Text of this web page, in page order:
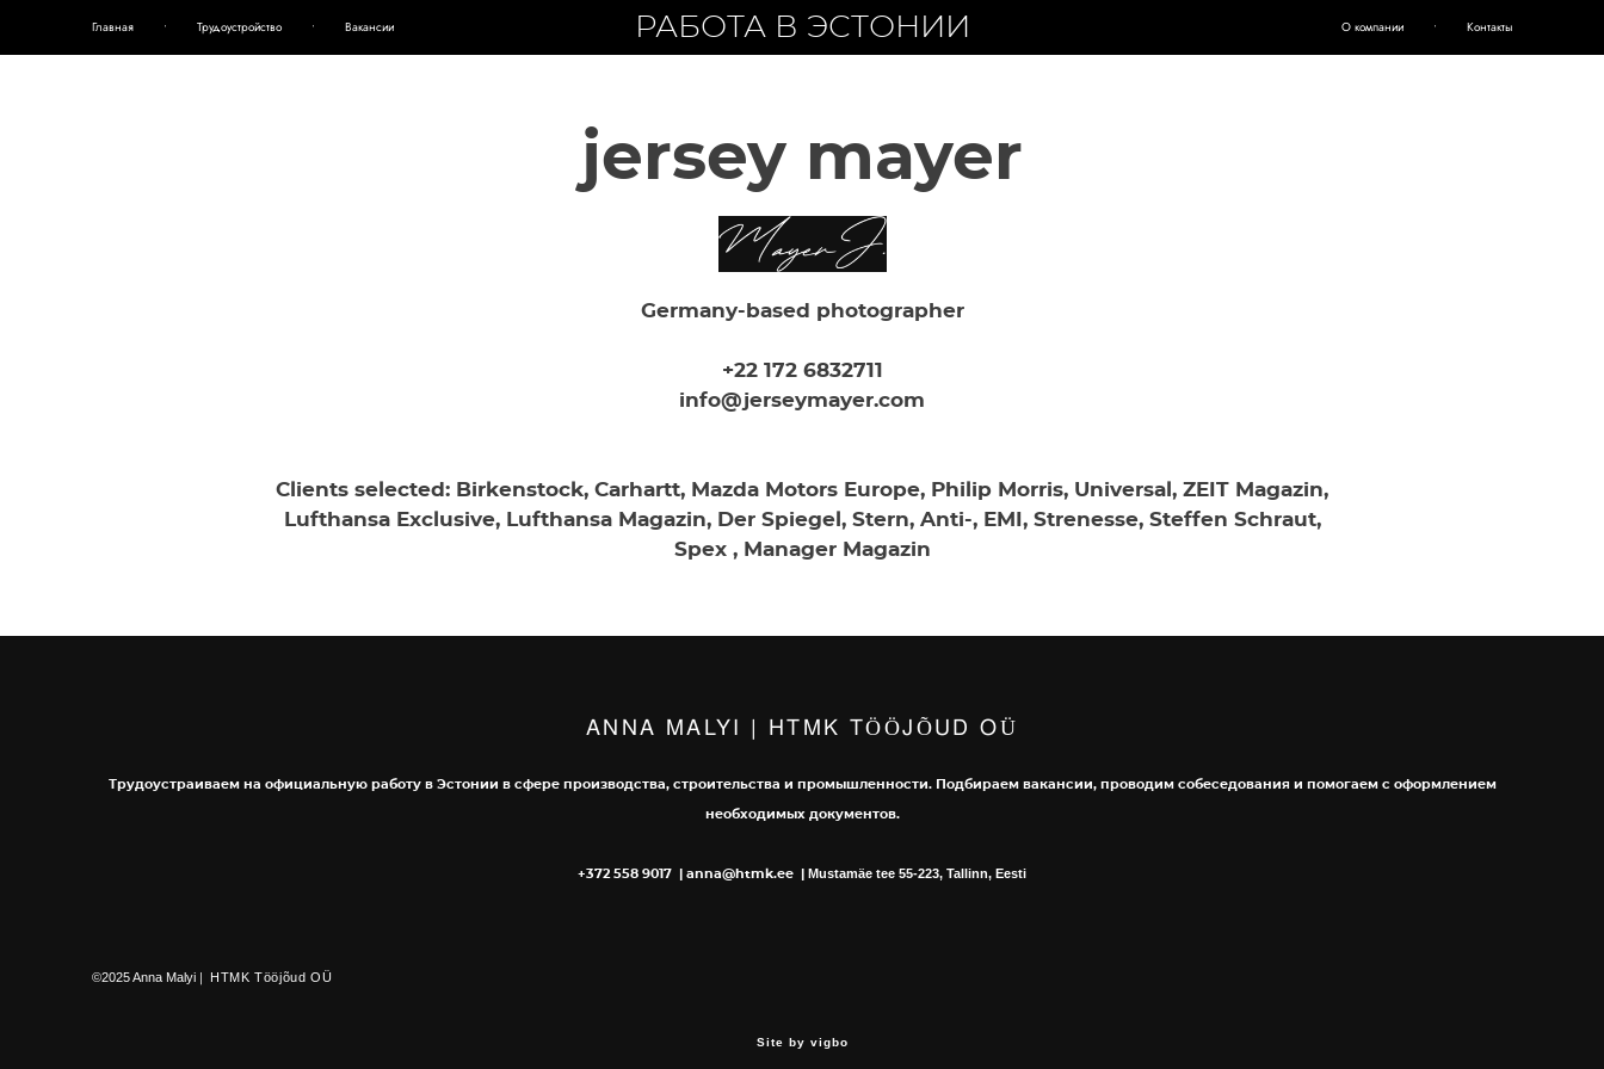
Главная • Трудоустройство • Вакансии РАБОТА В ЭСТОНИИ О компании • Контакты
Главная • Трудоустройство • Вакансии РАБОТА В ЭСТОНИИ О компании • Контакты
jersey mayer
Germany-based photographer
+22 172 6832711
info@jerseymayer.com
Clients selected: Birkenstock, Carhartt, Mazda Motors Europe, Philip Morris, Universal, ZEIT Magazin,
Lufthansa Exclusive, Lufthansa Magazin, Der Spiegel, Stern, Anti-, EMI, Strenesse, Steffen Schraut,
Spex , Manager Magazin
ANNA MALYI | HTMK TÖÖJÕUD OÜ
Трудоустраиваем на официальную работу в Эстонии в сфере производства, строительства и промышленности. Подбираем вакансии, проводим собеседования и помогаем с оформлением
необходимых документов.
+372 558 9017 | anna@htmk.ee | Mustamäe tee 55-223, Tallinn, Eesti
©2025 Anna Malyi | HTMK Tööjõud OÜ
Site by vigbo